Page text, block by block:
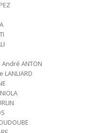
André ANTON
LANLIARD